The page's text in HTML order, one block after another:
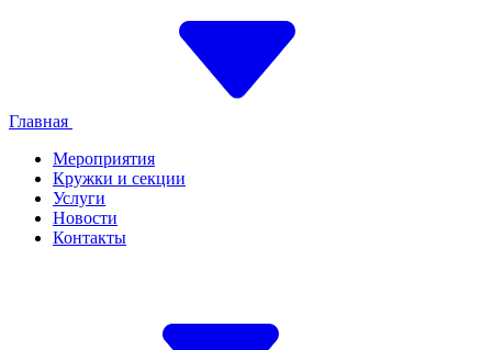
Главная
Мероприятия
Кружки и секции
Услуги
Новости
Контакты